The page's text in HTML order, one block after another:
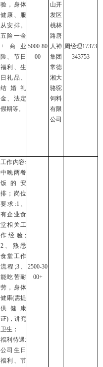
验，身体
健康、服
从安排。
五险一金
+商业
险、节日
福利、生
日礼品、
结婚礼
金、法定
假期等。
5000-80
00
山开
发区
桃林
路唐
人神
集团
常德
湘大
骆驼
饲料
有限
公司
周经理17373
343753
工作内容:
中晚两餐
饭的安
排；岗位
要求:1、
有企业食
堂相关工
作经验;
2、熟悉
食堂工作
流程;3、
能吃苦耐
劳，身体
健康(需提
供健康
证)，讲究
卫生；
福利待遇:
公司生日
福利、节
2500-30
00+